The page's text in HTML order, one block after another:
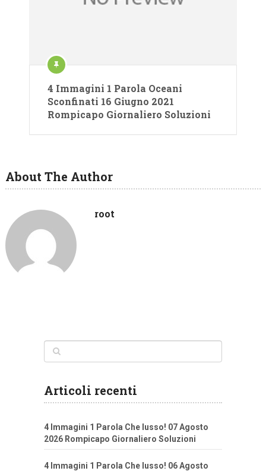
4 Immagini 1 Parola Oceani
Sconfinati 16 Giugno 2021
Rompicapo Giornaliero Soluzioni
About The Author
root
Articoli recenti
4 Immagini 1 Parola Che lusso! 07 Agosto
2026 Rompicapo Giornaliero Soluzioni
4 Immagini 1 Parola Che lusso! 06 Agosto